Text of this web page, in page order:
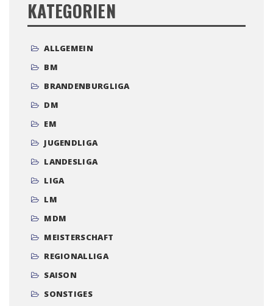
KATEGORIEN
ALLGEMEIN
BM
BRANDENBURGLIGA
DM
EM
JUGENDLIGA
LANDESLIGA
LIGA
LM
MDM
MEISTERSCHAFT
REGIONALLIGA
SAISON
SONSTIGES